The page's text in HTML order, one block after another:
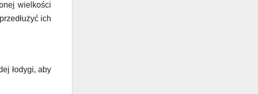
wielkości
ich
łodygi, aby